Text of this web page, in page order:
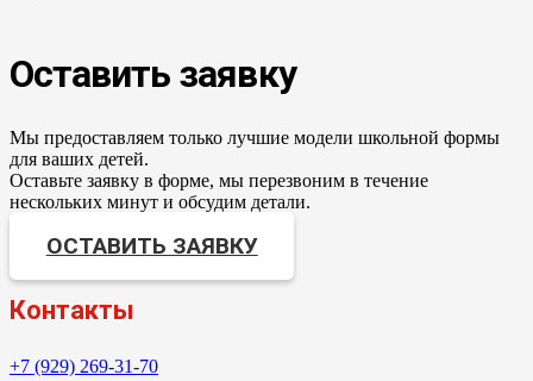
Оставить заявку
Мы предоставляем только лучшие модели школьной формы
для ваших детей.
Оставьте заявку в форме, мы перезвоним в течение
нескольких минут и обсудим детали.
ОСТАВИТЬ ЗАЯВКУ
Контакты
+7 (929) 269-31-70